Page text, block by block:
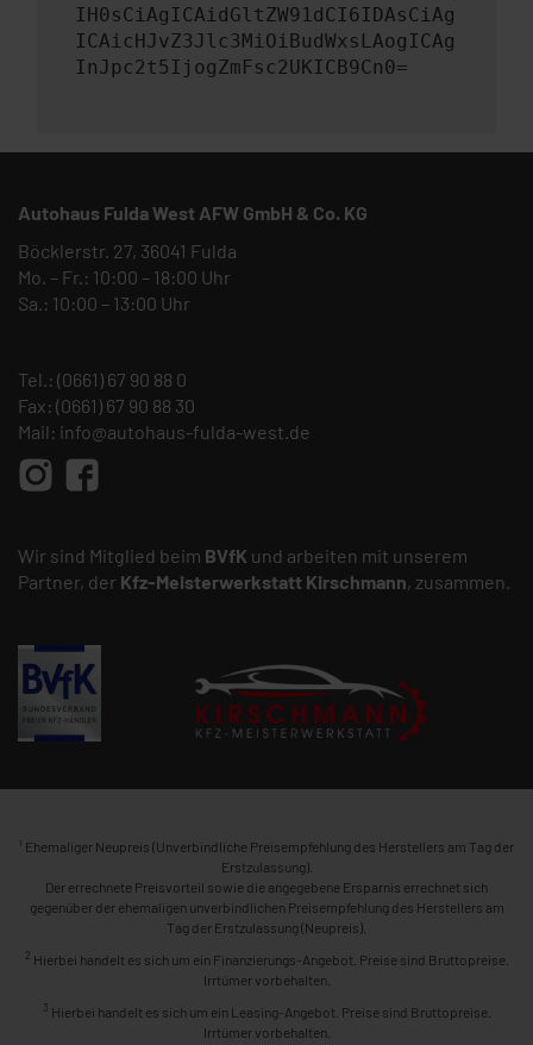
IH0sCiAgICAidGltZW91dCI6IDAsCiAg
ICAicHJvZ3Jlc3MiOiBudWxsLAogICAg
InJpc2t5IjogZmFsc2UKICB9Cn0=
Autohaus Fulda West AFW GmbH & Co. KG
Böcklerstr. 27, 36041 Fulda
Mo. – Fr.: 10:00 – 18:00 Uhr
Sa.: 10:00 – 13:00 Uhr
Tel.: (0661) 67 90 88 0
Fax: (0661) 67 90 88 30
Mail: info@autohaus-fulda-west.de
Wir sind Mitglied beim BVfK und arbeiten mit unserem
Partner, der Kfz-Meisterwerkstatt Kirschmann, zusammen.
1 Ehemaliger Neupreis (Unverbindliche Preisempfehlung des Herstellers am Tag der
Erstzulassung).
Der errechnete Preisvorteil sowie die angegebene Ersparnis errechnet sich
gegenüber der ehemaligen unverbindlichen Preisempfehlung des Herstellers am
Tag der Erstzulassung (Neupreis).
2 Hierbei handelt es sich um ein Finanzierungs-Angebot. Preise sind Bruttopreise.
Irrtümer vorbehalten.
3 Hierbei handelt es sich um ein Leasing-Angebot. Preise sind Bruttopreise.
Irrtümer vorbehalten.